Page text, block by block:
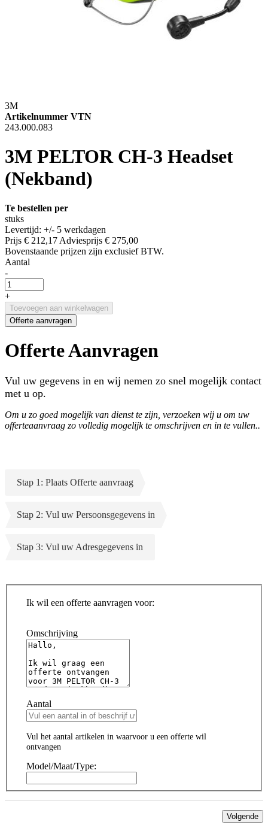
3M
Artikelnummer VTN
243.000.083
3M PELTOR CH-3 Headset
(Nekband)
Te bestellen per
stuks
Levertijd: +/- 5 werkdagen
Prijs € 212,17 Adviesprijs € 275,00
Bovenstaande prijzen zijn exclusief BTW.
Aantal
-
+
Toevoegen aan winkelwagen
Offerte aanvragen
Offerte Aanvragen
Vul uw gegevens in en wij nemen zo snel mogelijk contact
met u op.
Om u zo goed mogelijk van dienst te zijn, verzoeken wij u om uw
offerteaanvraag zo volledig mogelijk te omschrijven en in te vullen..
Stap 1: Plaats Offerte aanvraag
Stap 2: Vul uw Persoonsgegevens in
Stap 3: Vul uw Adresgegevens in
Ik wil een offerte aanvragen voor:
Omschrijving
Aantal
Vul het aantal artikelen in waarvoor u een offerte wil
ontvangen
Model/Maat/Type:
Volgende